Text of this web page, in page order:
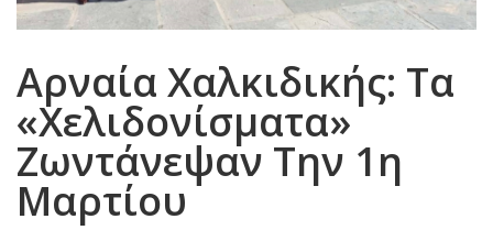
Αρναία Χαλκιδικής: Τα
«Χελιδονίσματα»
Ζωντάνεψαν Την 1η
Μαρτίου